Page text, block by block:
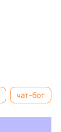
чат-бот